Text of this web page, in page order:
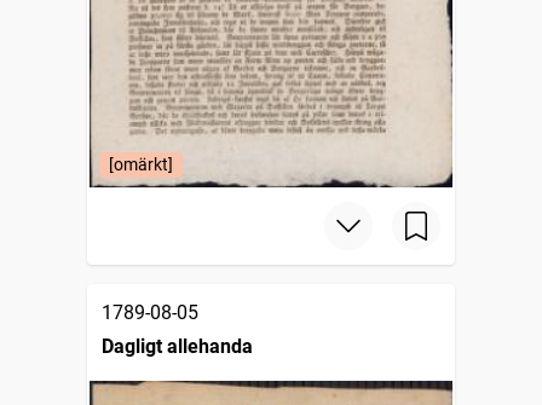
[omärkt]
1789-08-05
Dagligt allehanda